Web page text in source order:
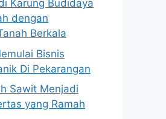
Karung Budidaya
dengan
Berkala
Bisnis
Di Pekarangan
Sawit Menjadi
yang Ramah